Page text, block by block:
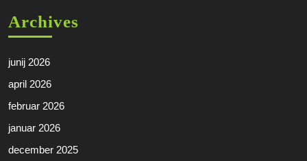
Archives
junij 2026
april 2026
februar 2026
januar 2026
december 2025